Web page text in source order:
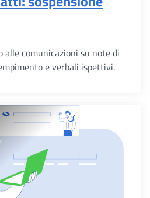
alle comunicazioni su note di
e verbali ispettivi.